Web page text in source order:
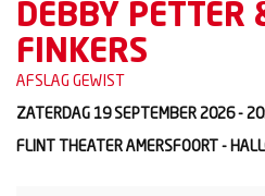
DEBBY PETTER
FINKERS
AFSLAG GEWIST
ZATERDAG 19 SEPTEMBER 2026 -
FLINT THEATER AMERSFOORT -